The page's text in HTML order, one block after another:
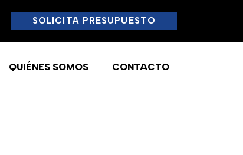
SOLICITA PRESUPUESTO
QUIÉNES SOMOS CONTACTO